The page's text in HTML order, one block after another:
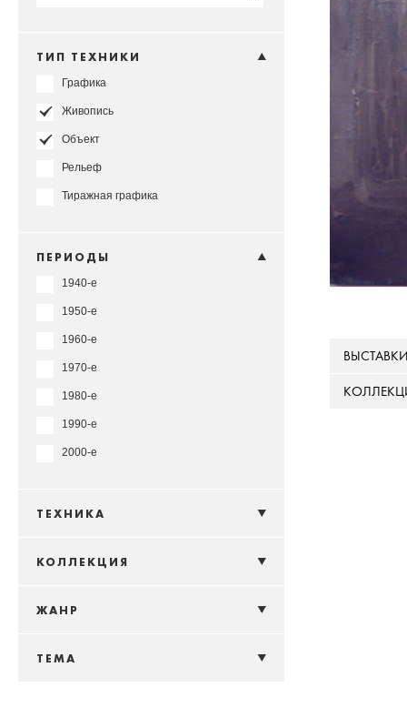
ТИП ТЕХНИКИ
Графика
Живопись
Объект
Рельеф
Тиражная графика
ПЕРИОДЫ
1940-е
1950-е
1960-е
1970-е
1980-е
1990-е
2000-е
ТЕХНИКА
КОЛЛЕКЦИЯ
ЖАНР
ТЕМА